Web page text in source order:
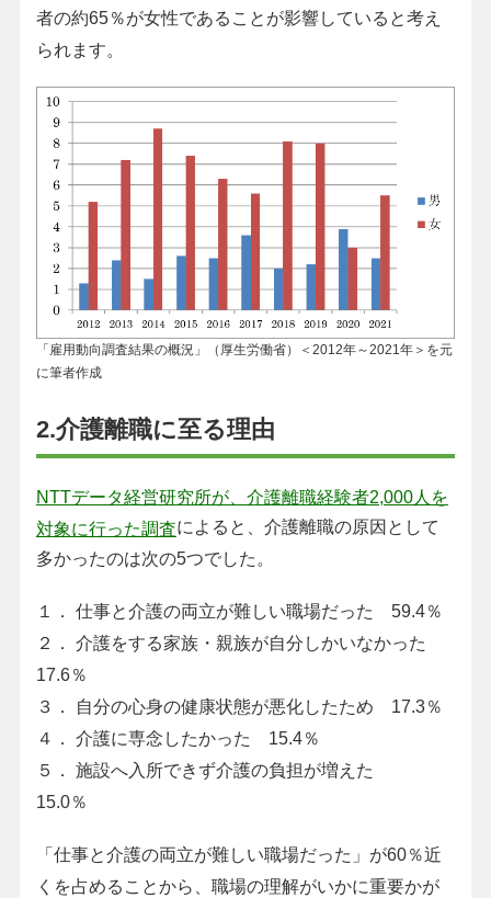
者の約65％が女性であることが影響していると考え
られます。
「雇用動向調査結果の概況」（厚生労働省）＜2012年～2021年＞を元
に筆者作成
2.介護離職に至る理由
NTTデータ経営研究所が、介護離職経験者2,000人を
対象に行った調査によると、介護離職の原因として
多かったのは次の5つでした。
１． 仕事と介護の両立が難しい職場だった 59.4％
２． 介護をする家族・親族が自分しかいなかった
17.6％
３． 自分の心身の健康状態が悪化したため 17.3％
４． 介護に専念したかった 15.4％
５． 施設へ入所できず介護の負担が増えた
15.0％
「仕事と介護の両立が難しい職場だった」が60％近
くを占めることから、職場の理解がいかに重要かが